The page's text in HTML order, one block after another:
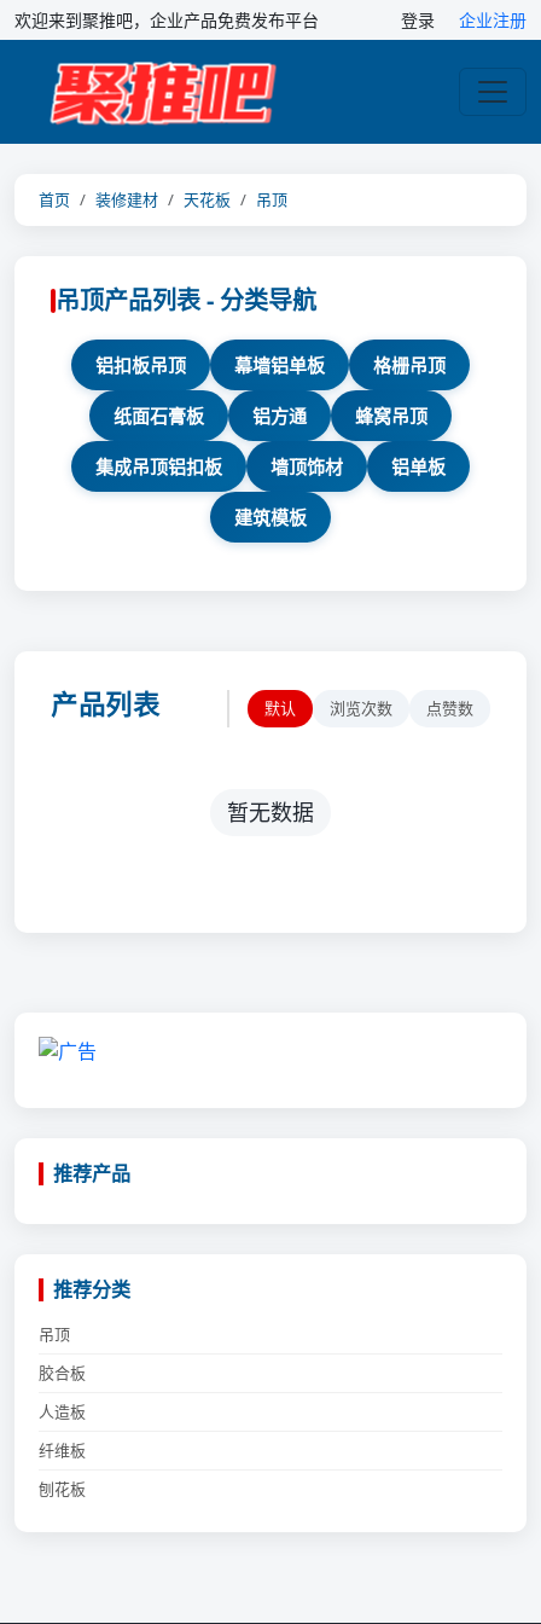
欢迎来到聚推吧，企业产品免费发布平台 登录 企业注册
首页 装修建材 天花板 吊顶
吊顶产品列表 - 分类导航
铝扣板吊顶 幕墙铝单板 格栅吊顶
纸面石膏板 铝方通 蜂窝吊顶
集成吊顶铝扣板 墙顶饰材 铝单板
建筑模板
产品列表 默认 浏览次数 点赞数
暂无数据
推荐产品
推荐分类
吊顶
胶合板
人造板
纤维板
刨花板